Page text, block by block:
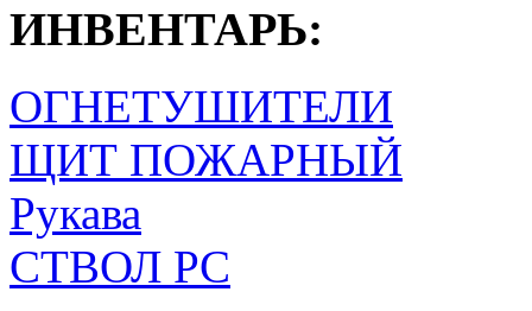
ИНВЕНТАРЬ:
ОГНЕТУШИТЕЛИ
ЩИТ ПОЖАРНЫЙ
Рукава
СТВОЛ РС